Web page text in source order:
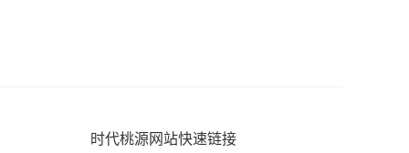
时代桃源网站快速链接